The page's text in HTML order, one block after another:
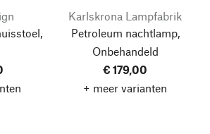
Karlskrona Lampfabrik
Petroleum nachtlamp,
Onbehandeld
€ 179,00
+ meer varianten